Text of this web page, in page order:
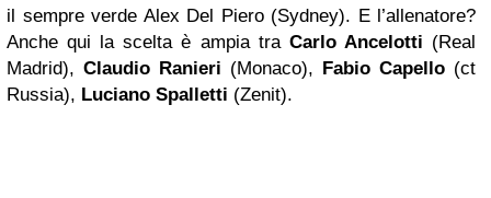
il sempre verde Alex Del Piero (Sydney). E l’allenatore?
Anche qui la scelta è ampia tra Carlo Ancelotti (Real
Madrid), Claudio Ranieri (Monaco), Fabio Capello (ct
Russia), Luciano Spalletti (Zenit).